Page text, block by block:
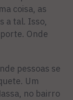
coisa, as
a tal. Isso,
Onde
pessoas se
Um
no bairro